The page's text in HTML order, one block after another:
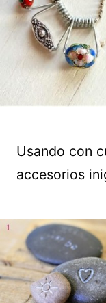
Usando con
accesorios